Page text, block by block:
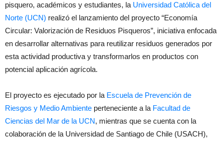
pisquero, académicos y estudiantes, la Universidad Católica del
Norte (UCN) realizó el lanzamiento del proyecto “Economía
Circular: Valorización de Residuos Pisqueros”, iniciativa enfocada
en desarrollar alternativas para reutilizar residuos generados por
esta actividad productiva y transformarlos en productos con
potencial aplicación agrícola.
El proyecto es ejecutado por la Escuela de Prevención de
Riesgos y Medio Ambiente perteneciente a la Facultad de
Ciencias del Mar de la UCN, mientras que se cuenta con la
colaboración de la Universidad de Santiago de Chile (USACH),